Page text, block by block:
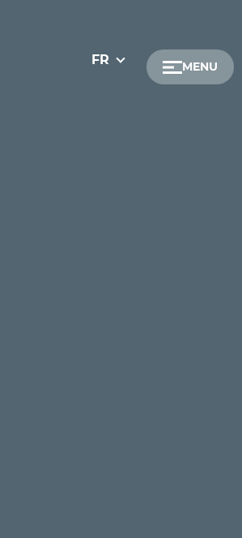
FR MENU